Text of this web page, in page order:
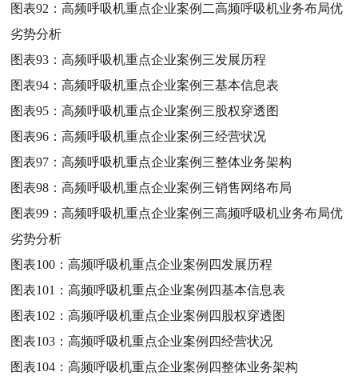
图表92：高频呼吸机重点企业案例二高频呼吸机业务布局优
劣势分析
图表93：高频呼吸机重点企业案例三发展历程
图表94：高频呼吸机重点企业案例三基本信息表
图表95：高频呼吸机重点企业案例三股权穿透图
图表96：高频呼吸机重点企业案例三经营状况
图表97：高频呼吸机重点企业案例三整体业务架构
图表98：高频呼吸机重点企业案例三销售网络布局
图表99：高频呼吸机重点企业案例三高频呼吸机业务布局优
劣势分析
图表100：高频呼吸机重点企业案例四发展历程
图表101：高频呼吸机重点企业案例四基本信息表
图表102：高频呼吸机重点企业案例四股权穿透图
图表103：高频呼吸机重点企业案例四经营状况
图表104：高频呼吸机重点企业案例四整体业务架构